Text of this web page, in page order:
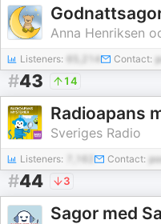
Anna Henriksen
Listeners: Contact:
#43 14
Radioapans
Sveriges Radio
Listeners: Contact:
#44 3
Sagor med